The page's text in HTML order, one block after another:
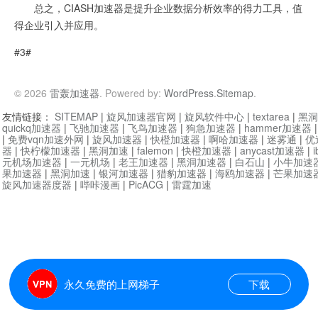
总之，CIASH加速器是提升企业数据分析效率的得力工具，值
得企业引入并应用。
#3#
© 2026 雷轰加速器. Powered by: WordPress.Sitemap.
永久免费的上网梯子 下载
友情链接： SITEMAP | 旋风加速器官网 | 旋风软件中心 | textarea | 黑
quickq加速器 | 飞驰加速器 | 飞鸟加速器 | 狗急加速器 | hammer加速器
| 免费vqn加速外网 | 旋风加速器 |快橙加速器 | 啊哈加速器 | 迷雾通 | 优
器 |快柠檬加速器 | 黑洞加速 | falemon |快橙加速器 | anycast加速器 |
元机场加速器 | 一元机场 | 老王加速器 | 黑洞加速器 | 白石山 | 小牛加速
果加速器 | 黑洞加速 | 银河加速器 | 猎豹加速器 | 海鸥加速器 | 芒果加速
旋风加速器度器 | 哔咔漫画 | PicACG | 雷霆加速